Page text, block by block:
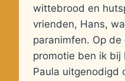
wittebrood en
vrienden, Hans,
paranimfen. Op de
promotie ben ik bij
Paula uitgenodigd